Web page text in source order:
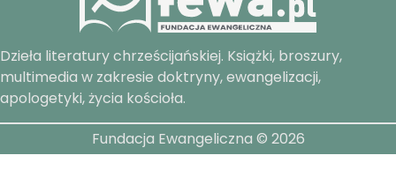
Dzieła literatury chrześcijańskiej. Książki, broszury,
multimedia w zakresie doktryny, ewangelizacji,
apologetyki, życia kościoła.
Fundacja Ewangeliczna © 2026